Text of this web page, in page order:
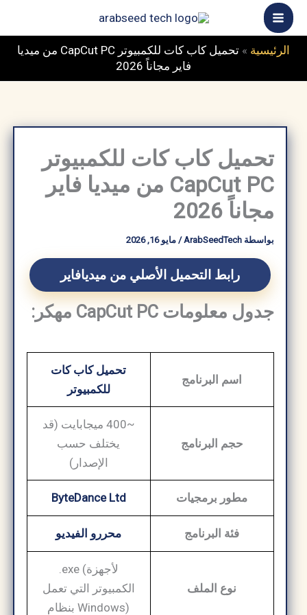
الرئيسية»
تحميل كاب كات للكمبيوتر CapCut PC من ميديا
فاير مجاناً 2026
تحميل كاب كات للكمبيوتر
CapCut PC من ميديا فاير
مجاناً 2026
بواسطة ArabSeedTech
/مايو 16, 2026
رابط التحميل الأصلي من ميديافاير
جدول معلومات CapCut PC مهكر:
اسم البرنامج
تحميل كاب كات
للكمبيوتر
حجم البرنامج
~400 ميجابايت (قد
يختلف حسب
الإصدار)
مطور برمجيات ByteDance Ltd
فئة البرنامج محررو الفيديو
نوع الملف
.exe (لأجهزة
الكمبيوتر التي تعمل
بنظام Windows)